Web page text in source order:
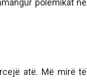
polemikat në
atë. Më mirë të